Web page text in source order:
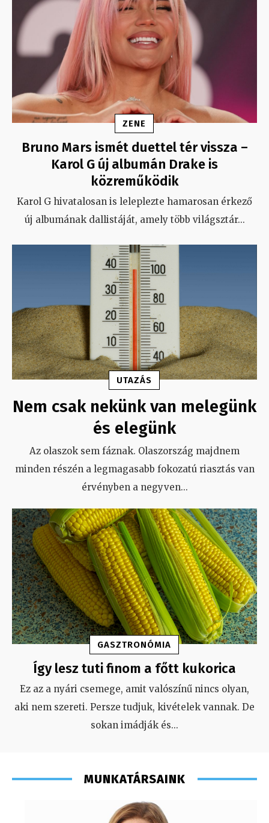
ZENE
Bruno Mars ismét duettel tér vissza –
Karol G új albumán Drake is
közreműködik
Karol G hivatalosan is leleplezte hamarosan érkező
új albumának dallistáját, amely több világsztár...
UTAZÁS
Nem csak nekünk van melegünk
és elegünk
Az olaszok sem fáznak. Olaszország majdnem
minden részén a legmagasabb fokozatú riasztás van
érvényben a negyven...
GASZTRONÓMIA
Így lesz tuti finom a főtt kukorica
Ez az a nyári csemege, amit valószínű nincs olyan,
aki nem szereti. Persze tudjuk, kivételek vannak. De
sokan imádják és...
MUNKATÁRSAINK